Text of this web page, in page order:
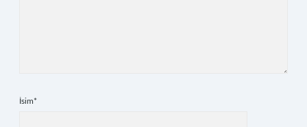
İsim*